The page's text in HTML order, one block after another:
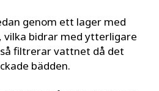
genom ett lager med
vilka bidrar med ytterligare
filtrerar vattnet då det
bädden.